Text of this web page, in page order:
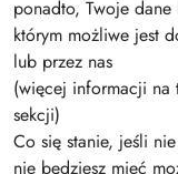
ponadto, Twoje
którym możliwe jest
lub przez nas
(więcej informacji na
sekcji)
Co się stanie, jeśli
nie będziesz mieć